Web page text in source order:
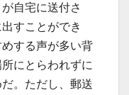
自宅に送付さ
すことができ
する声が多い背
にとらわれずに
。ただし、郵送